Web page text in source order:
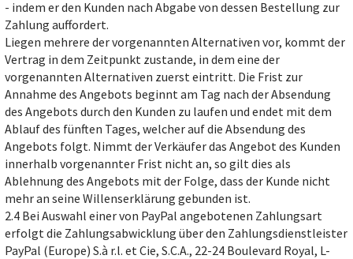
- indem er den Kunden nach Abgabe von dessen Bestellung zur
Zahlung auffordert.
Liegen mehrere der vorgenannten Alternativen vor, kommt der
Vertrag in dem Zeitpunkt zustande, in dem eine der
vorgenannten Alternativen zuerst eintritt. Die Frist zur
Annahme des Angebots beginnt am Tag nach der Absendung
des Angebots durch den Kunden zu laufen und endet mit dem
Ablauf des fünften Tages, welcher auf die Absendung des
Angebots folgt. Nimmt der Verkäufer das Angebot des Kunden
innerhalb vorgenannter Frist nicht an, so gilt dies als
Ablehnung des Angebots mit der Folge, dass der Kunde nicht
mehr an seine Willenserklärung gebunden ist.
2.4 Bei Auswahl einer von PayPal angebotenen Zahlungsart
erfolgt die Zahlungsabwicklung über den Zahlungsdienstleister
PayPal (Europe) S.à r.l. et Cie, S.C.A., 22-24 Boulevard Royal, L-